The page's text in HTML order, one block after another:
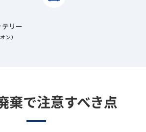
リー
ン）
棄で注意すべき点